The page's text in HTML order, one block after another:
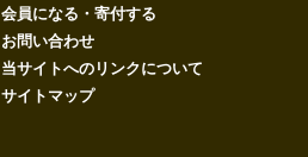
会員になる・寄付する
お問い合わせ
当サイトへのリンクについて
サイトマップ